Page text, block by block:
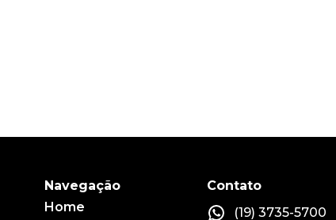
Navegação
Home
Contato
(19) 3735-5700